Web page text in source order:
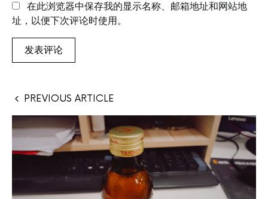
在此浏览器中保存我的显示名称、邮箱地址和网站地
址，以便下次评论时使用。
PREVIOUS ARTICLE